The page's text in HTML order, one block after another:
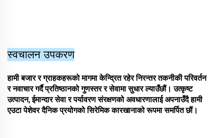
स्वचालन उपकरण
हामी बजार र ग्राहकहरूको मागमा केन्द्रित रहेर निरन्तर तकनीकी परिवर्तन
र नवाचार गर्दै प्रतिष्ठानको गुणस्तर र सेवामा सुधार ल्याउँछौं। उत्कृष्ट
उत्पादन, ईमान्दार सेवा र पर्यावरण संरक्षणको अवधारणालाई अपनाउँदै हामी
एउटा पेशेवर दैनिक प्रयोगको सिरेमिक कारखानाको रूपमा समर्पित छौं।